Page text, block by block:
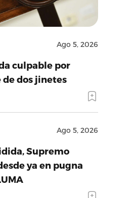
Ago 5, 2026
culpable por
dos jinetes
Ago 5, 2026
Supremo
ya en pugna